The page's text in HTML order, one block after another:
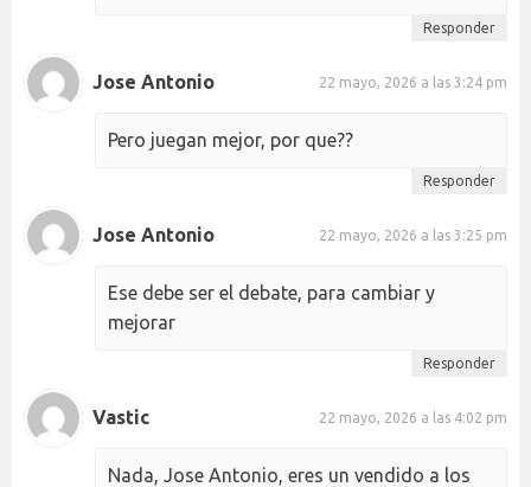
Responder
Jose Antonio 22 mayo, 2026 a las 3:24 pm
Pero juegan mejor, por que??
Responder
Jose Antonio 22 mayo, 2026 a las 3:25 pm
Ese debe ser el debate, para cambiar y
mejorar
Responder
Vastic 22 mayo, 2026 a las 4:02 pm
Nada, Jose Antonio, eres un vendido a los